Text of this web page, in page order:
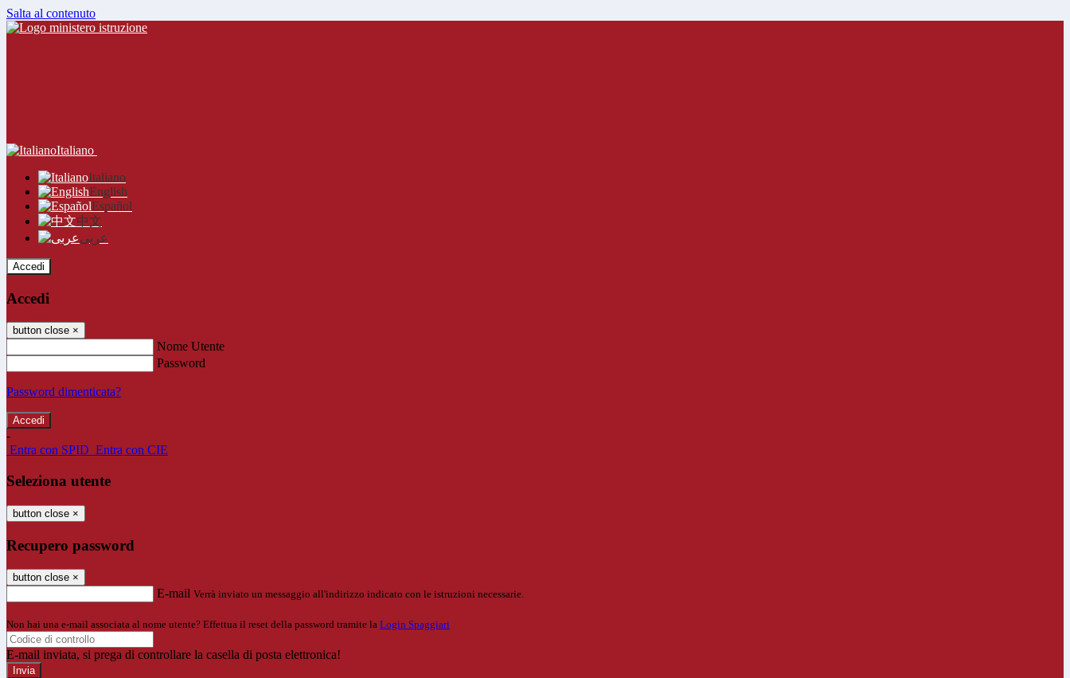
Salta al contenuto
Italiano
Italiano
English
Español
中文
عربى
Accedi
Accedi
button close ×
Nome Utente
Password
Password dimenticata?
-
Entra con SPID Entra con CIE
Seleziona utente
button close ×
Recupero password
button close ×
E-mail Verrà inviato un messaggio all'indirizzo indicato con le istruzioni necessarie.
Non hai una e-mail associata al nome utente? Effettua il reset della password tramite la Login Spaggiari
E-mail inviata, si prega di controllare la casella di posta elettronica!